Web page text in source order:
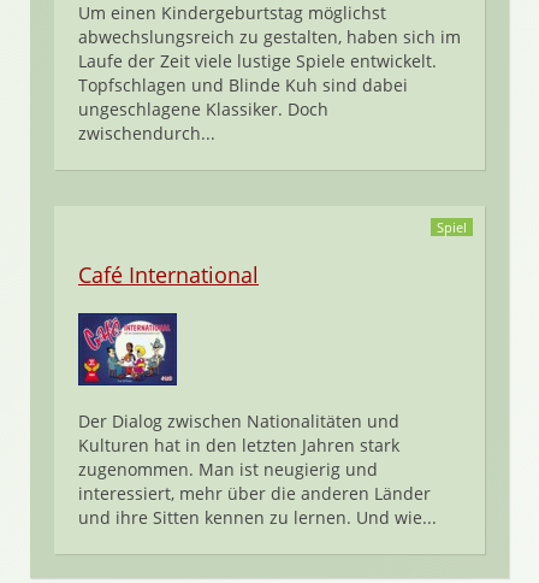
Um einen Kindergeburtstag möglichst
abwechslungsreich zu gestalten, haben sich im
Laufe der Zeit viele lustige Spiele entwickelt.
Topfschlagen und Blinde Kuh sind dabei
ungeschlagene Klassiker. Doch
zwischendurch...
Spiel
Café International
Der Dialog zwischen Nationalitäten und
Kulturen hat in den letzten Jahren stark
zugenommen. Man ist neugierig und
interessiert, mehr über die anderen Länder
und ihre Sitten kennen zu lernen. Und wie...